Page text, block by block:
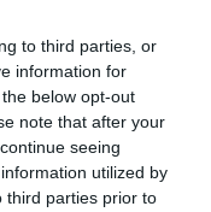
to third parties, or
information for
below opt-out
note that after your
seeing
utilized by
third parties prior to
Πεδίον του